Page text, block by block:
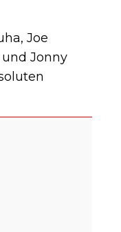
Joe
Jonny